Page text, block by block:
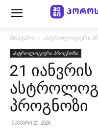
მთავარი ასტროლოგიური
ასტროლოგიური პროგნოზი
21 იანვრის
პროგნოზი
იანვარი 20, 2026